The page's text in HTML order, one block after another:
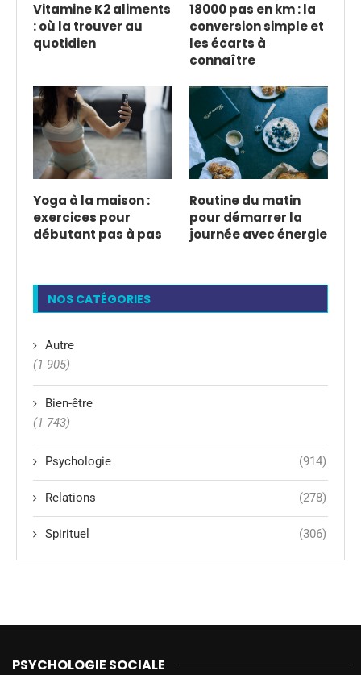
Vitamine K2 aliments
: où la trouver au
quotidien
18000 pas en km : la
conversion simple et
les écarts à
connaître
Yoga à la maison :
exercices pour
débutant pas à pas
Routine du matin
pour démarrer la
journée avec énergie
NOS CATÉGORIES
Autre
(1 905)
Bien-être
(1 743)
Psychologie (914)
Relations (278)
Spirituel (306)
PSYCHOLOGIE SOCIALE